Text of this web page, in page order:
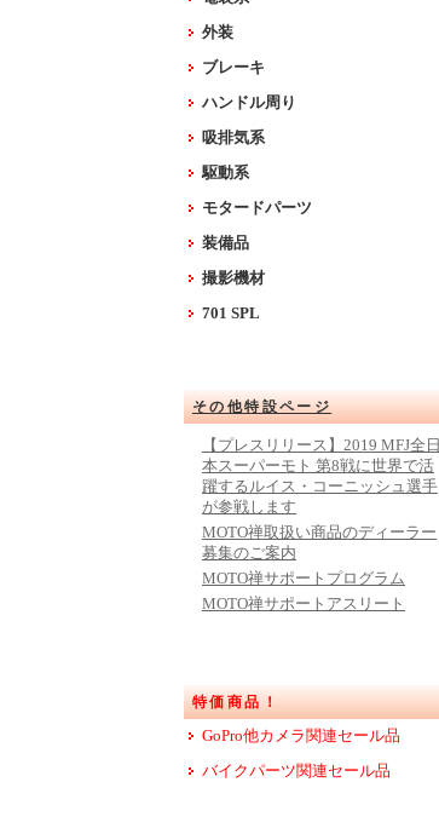
外装
ブレーキ
ハンドル周り
吸排気系
駆動系
モタードパーツ
装備品
撮影機材
701 SPL
その他特設ページ
【プレスリリース】2019 MFJ全日
本スーパーモト 第8戦に世界で活
躍するルイス・コーニッシュ選手
が参戦します
MOTO禅取扱い商品のディーラー
募集のご案内
MOTO禅サポートプログラム
MOTO禅サポートアスリート
特価商品！
GoPro他カメラ関連セール品
バイクパーツ関連セール品